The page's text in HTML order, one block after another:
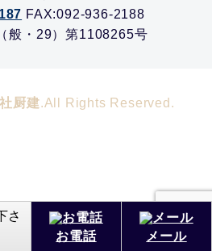
FAX:092-936-2188
般・29）第1108265号
厨建.All Rights Reserved.
さ
お電話 メール